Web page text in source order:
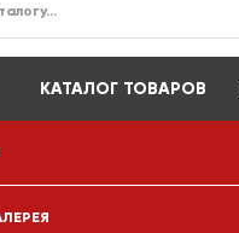
КАТАЛОГ ТОВАРОВ